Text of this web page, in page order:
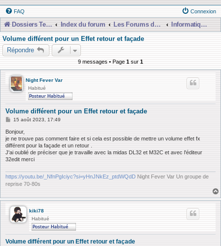
FAQ Connexion
Dossiers Techniques Index du forum Les Forums de Discussions
Informatique, Consoles Numériques et MAO
Volume différent pour un Effet retour et façade
Répondre
9 messages • Page 1 sur 1
Night Fever Var
Habitué
Volume différent pour un Effet retour et façade
M
s
s
a
g
e
15 août 2023, 17:49
Bonjour,
je ne trouve pas comment faire et si cela est possible de mettre un volume effet fx
différent pour la façade et un retour .
J'ai oublié de préciser que je travaille avec la midas DL32 et M32C et avec l'éditeur
32edit merci
https://youtu.be/_NfnPgIciyc?si=yHnJNkEz_ptdWQdD Night Fever Var Un groupe de
reprise 70-80s
kiki78
Habitué
Volume différent pour un Effet retour et façade